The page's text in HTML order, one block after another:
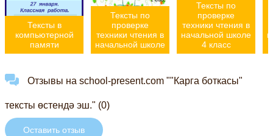
Тексты в
компьютерной
памяти
Тексты по
проверке
техники чтения в
начальной школе
Тексты по
проверке
техники чтения в
начальной школе
4 класс
Отзывы на school-present.com ""Карга боткасы"
тексты өстендә эш." (0)
Оставить отзыв